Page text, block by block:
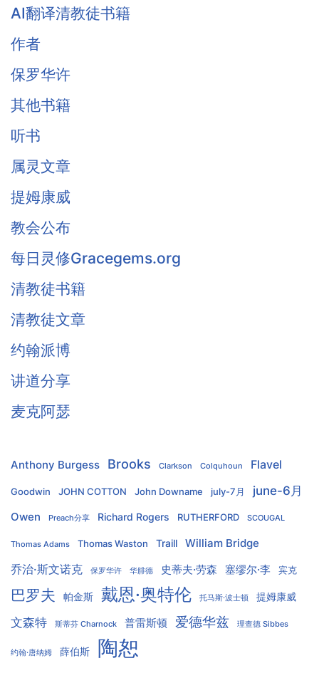
AI翻译清教徒书籍
作者
保罗华许
其他书籍
听书
属灵文章
提姆康威
教会公布
每日灵修Gracegems.org
清教徒书籍
清教徒文章
约翰派博
讲道分享
麦克阿瑟
Anthony Burgess Brooks Clarkson Colquhoun Flavel
Goodwin JOHN COTTON John Downame july-7月 june-6月
Owen Preach分享 Richard Rogers RUTHERFORD SCOUGAL
Thomas Adams Thomas Waston Traill William Bridge
乔治·斯文诺克 保罗华许 华腓德 史蒂夫·劳森 塞缪尔·李 宾克
巴罗夫 帕金斯 戴恩·奥特伦 托马斯·波士顿 提姆康威
文森特 斯蒂芬 Charnock 普雷斯顿 爱德华兹 理查德 Sibbes
约翰·唐纳姆 薛伯斯 陶恕